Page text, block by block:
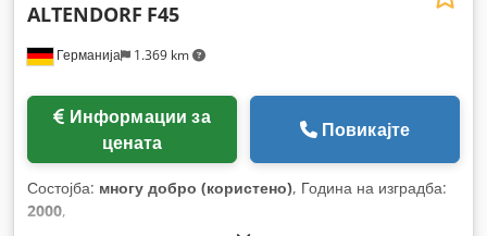
Германија 1.369 km
ALTENDORF F45
цената
Повикајте
Состојба: многу добро (користено), Година на изградба:
2000,